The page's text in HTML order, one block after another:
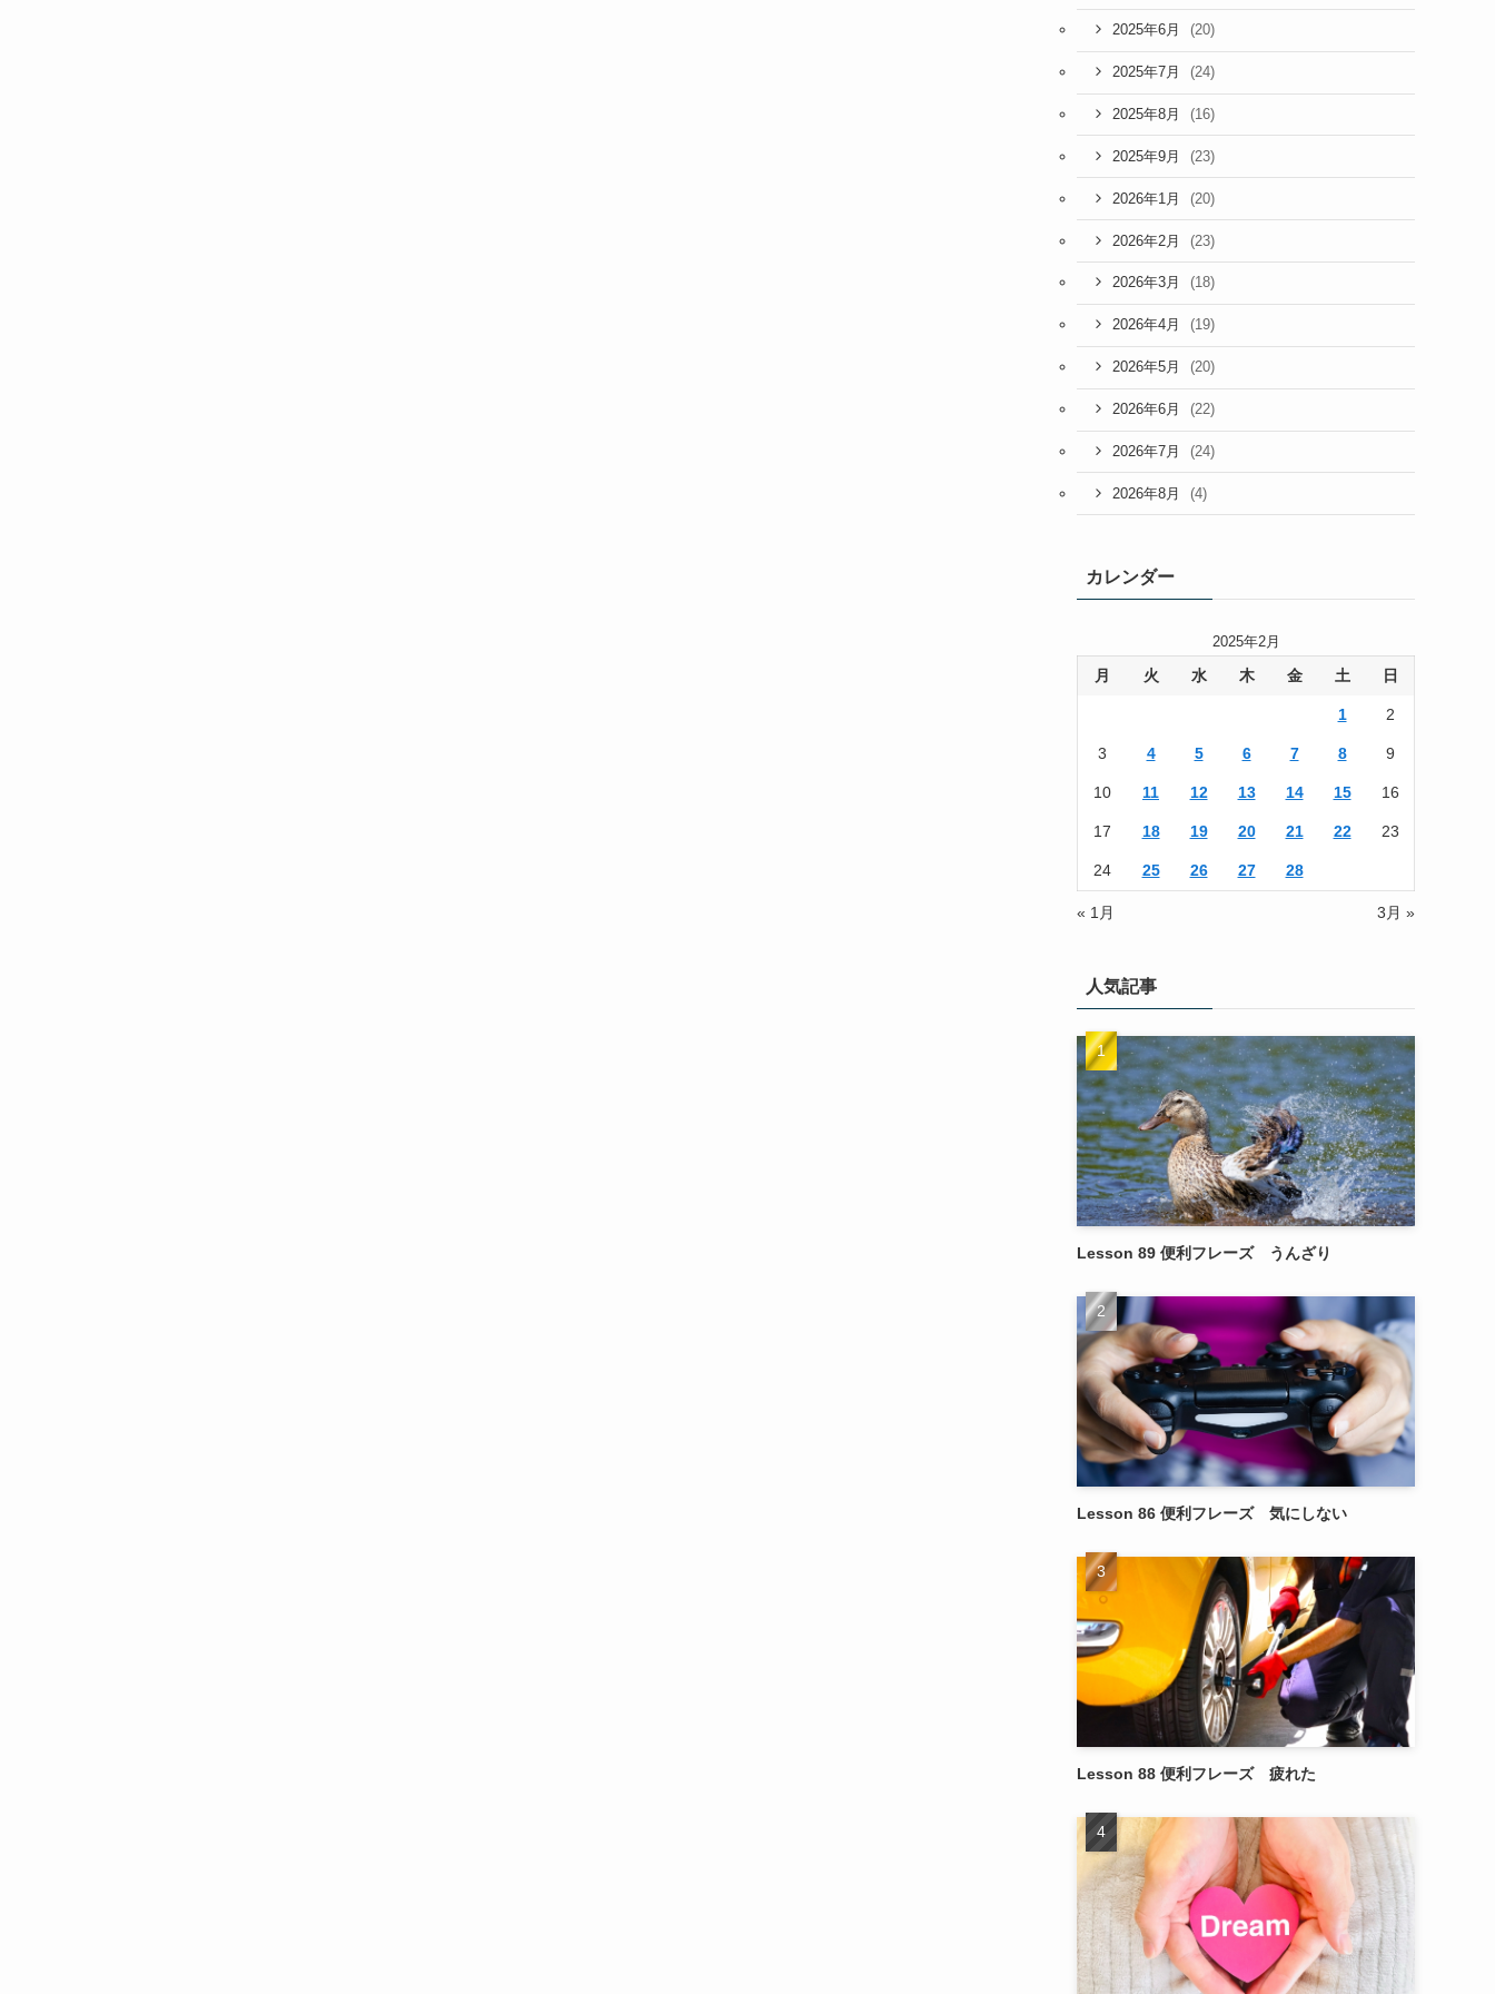
2025年6月 (20)
2025年7月 (24)
2025年8月 (16)
2025年9月 (23)
2026年1月 (20)
2026年2月 (23)
2026年3月 (18)
2026年4月 (19)
2026年5月 (20)
2026年6月 (22)
2026年7月 (24)
2026年8月 (4)
カレンダー
2025年2月
月 火 水 木 金 土 日
1 2
3 4 5 6 7 8 9
10 11 12 13 14 15 16
17 18 19 20 21 22 23
24 25 26 27 28
« 1月 3月 »
人気記事
Lesson 89 便利フレーズ うんざり
Lesson 86 便利フレーズ 気にしない
Lesson 88 便利フレーズ 疲れた